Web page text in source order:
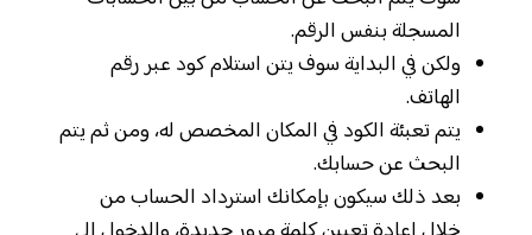
المسجلة بنفس الرقم.
ولكن في البداية سوف يتن استلام كود عبر رقم
الهاتف.
يتم تعبئة الكود في المكان المخصص له، ومن ثم يتم
البحث عن حسابك.
بعد ذلك سيكون بإمكانك استرداد الحساب من